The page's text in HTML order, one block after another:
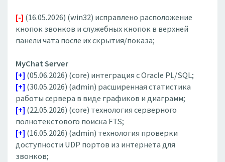
[-] (16.05.2026) (win32) исправлено расположение
кнопок звонков и служебных кнопок в верхней
панели чата после их скрытия/показа;
MyChat Server
[+] (05.06.2026) (core) интеграция с Oracle PL/SQL;
[+] (30.05.2026) (admin) расширенная статистика
работы сервера в виде графиков и диаграмм;
[+] (22.05.2026) (core) технология серверного
полнотекстового поиска FTS;
[+] (16.05.2026) (admin) технология проверки
доступности UDP портов из интернета для
звонков;